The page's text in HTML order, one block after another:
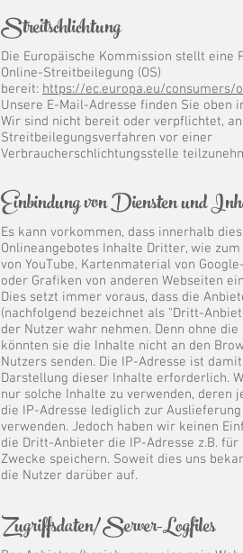
Streitschlichtung
Die Europäische Kommission stellt eine
Online-Streitbeilegung (OS)
bereit: https://ec.europa.eu/consumers/
Unsere E-Mail-Adresse finden Sie oben
Wir sind nicht bereit oder verpflichtet, an
Streitbeilegungsverfahren vor einer
Verbraucherschlichtungsstelle
​Einbindung von Diensten und
Es kann vorkommen, dass innerhalb
Onlineangebotes Inhalte Dritter, wie
von YouTube, Kartenmaterial von
oder Grafiken von anderen Webseiten
Dies setzt immer voraus, dass die
(nachfolgend bezeichnet als "Dritt-
der Nutzer wahr nehmen. Denn ohne die
könnten sie die Inhalte nicht an den
Nutzers senden. Die IP-Adresse ist
Darstellung dieser Inhalte erforderlich.
nur solche Inhalte zu verwenden, deren
die IP-Adresse lediglich zur
verwenden. Jedoch haben wir keinen
die Dritt-Anbieter die IP-Adresse z.B.
Zwecke speichern. Soweit dies uns
die Nutzer darüber auf.
Zugriffsdaten/ Server-Logfiles